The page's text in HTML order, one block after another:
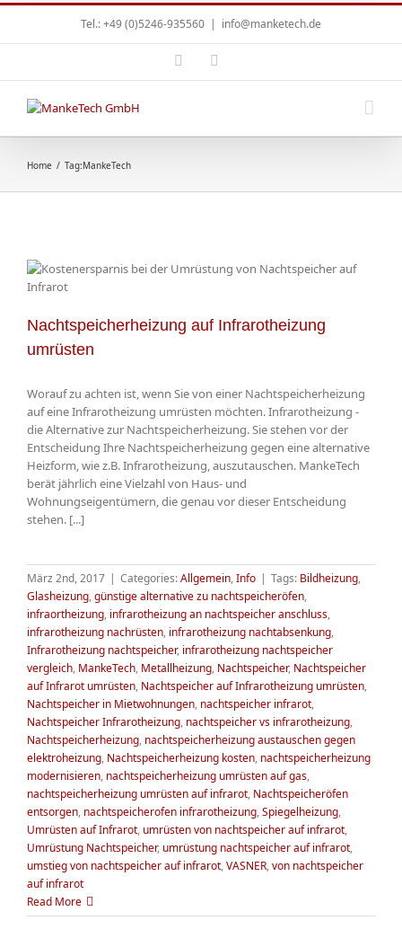
Tel.: +49 (0)5246-935560 | info@manketech.de
Home / Tag:MankeTech
Nachtspeicherheizung auf Infrarotheizung
umrüsten
Worauf zu achten ist, wenn Sie von einer Nachtspeicherheizung
auf eine Infrarotheizung umrüsten möchten. Infrarotheizung -
die Alternative zur Nachtspeicherheizung. Sie stehen vor der
Entscheidung Ihre Nachtspeicherheizung gegen eine alternative
Heizform, wie z.B. Infrarotheizung, auszutauschen. MankeTech
berät jährlich eine Vielzahl von Haus- und
Wohnungseigentümern, die genau vor dieser Entscheidung
stehen. [...]
März 2nd, 2017 | Categories:Allgemein,Info | Tags: Bildheizung,
Glasheizung,günstige alternative zu nachtspeicheröfen,
infraortheizung, infrarotheizung an nachtspeicher anschluss,
infrarotheizung nachrüsten, infrarotheizung nachtabsenkung,
Infrarotheizung nachtspeicher, infrarotheizung nachtspeicher
vergleich, MankeTech, Metallheizung, Nachtspeicher, Nachtspeicher
auf Infrarot umrüsten, Nachtspeicher auf Infrarotheizung umrüsten,
Nachtspeicher in Mietwohnungen, nachtspeicher infrarot,
Nachtspeicher Infrarotheizung, nachtspeicher vs infrarotheizung,
Nachtspeicherheizung, nachtspeicherheizung austauschen gegen
elektroheizung, Nachtspeicherheizung kosten, nachtspeicherheizung
modernisieren, nachtspeicherheizung umrüsten auf gas,
nachtspeicherheizung umrüsten auf infrarot, Nachtspeicheröfen
entsorgen, nachtspeicherofen infrarotheizung,Spiegelheizung,
Umrüsten auf Infrarot, umrüsten von nachtspeicher auf infrarot,
Umrüstung Nachtspeicher, umrüstung nachtspeicher auf infrarot,
umstieg von nachtspeicher auf infrarot,VASNER,von nachtspeicher
auf infrarot
Read More